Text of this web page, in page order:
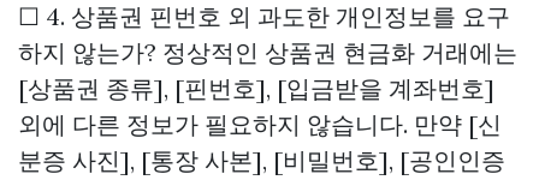
☐ 4. 상품권 핀번호 외 과도한 개인정보를 요구
하지 않는가? 정상적인 상품권 현금화 거래에는
[상품권 종류], [핀번호], [입금받을 계좌번호]
외에 다른 정보가 필요하지 않습니다. 만약 [신
분증 사진], [통장 사본], [비밀번호], [공인인증